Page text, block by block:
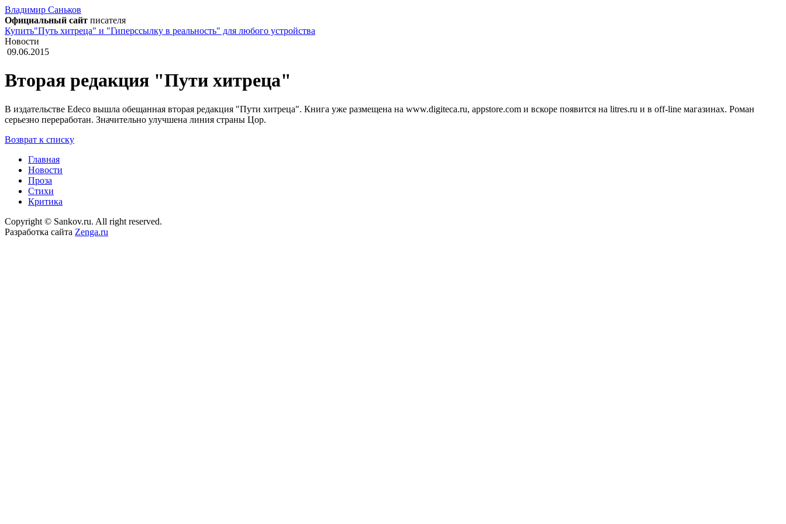
Владимир Саньков
Официальный сайт писателя
Купить"Путь хитреца" и "Гиперссылку в реальность" для любого устройства
Новости
09.06.2015
Вторая редакция "Пути хитреца"
В издательстве Edeco вышла обещанная вторая редакция "Пути хитреца". Книга уже размещена на www.digiteca.ru, appstore.com и вскоре появится на litres.ru и в off-line магазинах. Роман
серьезно переработан. Значительно улучшена линия страны Цор.
Возврат к списку
Главная
Новости
Проза
Стихи
Критика
Copyright © Sankov.ru. All right reserved.
Разработка сайта Zenga.ru